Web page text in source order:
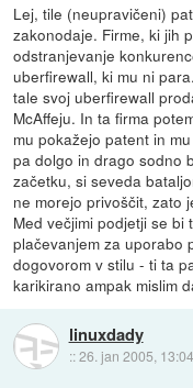
Lej, tile (neupravičeni)
zakonodaje. Firme, ki jih
odstranjevanje
uberfirewall, ki mu ni
tale svoj uberfirewall
McAffeju. In ta firma
mu pokažejo patent in
pa dolgo in drago sodno
začetku, si seveda
ne morejo privoščit, zato
Med večjimi podjetji se
plačevanjem za uporabo
dogovorom v stilu - ti ta
karikirano ampak mislim
linuxdady
::26. jan 2005, 13:04